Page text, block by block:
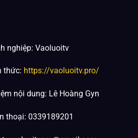
nghiệp: Vaoluoitv
thức: https://vaoluoitv.pro/
nội dung: Lê Hoàng Gyn
thoại: 0339189201